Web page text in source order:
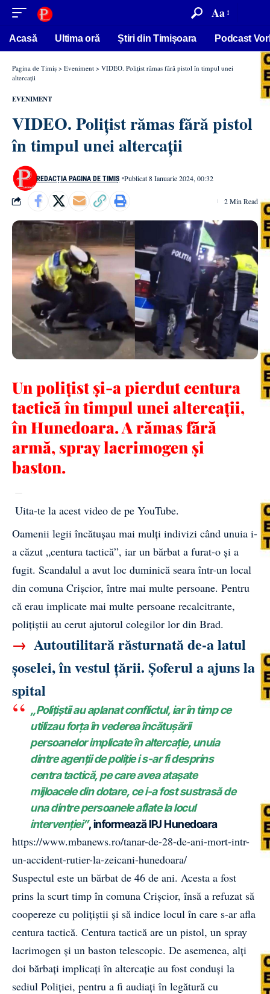
conținut Aa
Acasă Ultima oră Știri din Timișoara Podcast
Pagina de Timiș > Eveniment > VIDEO. Polițist rămas fără pistol în timpul unei
altercații
EVENIMENT
VIDEO. Polițist rămas fără pistol
în timpul unei altercații
REDACȚIA PAGINA DE TIMIȘ Publicat 8 Ianuarie 2024, 00:32
2 Min Read
Un polițist şi-a pierdut centura
tactică în timpul unei altercații,
în Hunedoara. A rămas fără
armă, spray lacrimogen și
baston.
Uita-te la acest video de pe YouTube.
Oamenii legii încătușau mai mulți indivizi când unuia i-
a căzut „centura tactică”, iar un bărbat a furat-o și a
fugit. Scandalul a avut loc duminică seara într-un local
din comuna Crișcior, între mai multe persoane. Pentru
că erau implicate mai multe persoane recalcitrante,
polițiștii au cerut ajutorul colegilor lor din Brad.
→ Autoutilitară răsturnată de-a latul
șoselei, în vestul țării. Șoferul a ajuns la
spital
„Polițiștii au aplanat conflictul, iar în timp ce
utilizau forța în vederea încătușării
persoanelor implicate în altercație, unuia
dintre agenții de poliție i s-ar fi desprins
centra tactică, pe care avea atașate
mijloacele din dotare, ce i-a fost sustrasă de
una dintre persoanele aflate la locul
intervenției”, informează IPJ Hunedoara
https://www.mbanews.ro/tanar-de-28-de-ani-mort-intr-
un-accident-rutier-la-zeicani-hunedoara/
Suspectul este un bărbat de 46 de ani. Acesta a fost
prins la scurt timp în comuna Crișcior, însă a refuzat să
coopereze cu polițiștii și să indice locul în care s-ar afla
centura tactică. Centura tactică are un pistol, un spray
lacrimogen și un baston telescopic. De asemenea, alți
doi bărbați implicați în altercație au fost conduși la
sediul Poliției, pentru a fi audiați în legătură cu